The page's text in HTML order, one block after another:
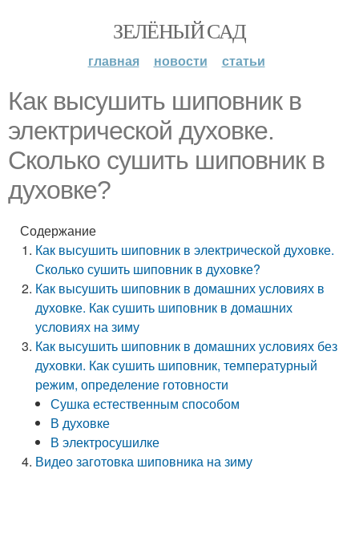
ЗЕЛЁНЫЙ САД
главная новости статьи
Как высушить шиповник в
электрической духовке.
Сколько сушить шиповник в
духовке?
Содержание
Как высушить шиповник в электрической духовке.
Сколько сушить шиповник в духовке?
Как высушить шиповник в домашних условиях в
духовке. Как сушить шиповник в домашних
условиях на зиму
Как высушить шиповник в домашних условиях без
духовки. Как сушить шиповник, температурный
режим, определение готовности
Сушка естественным способом
В духовке
В электросушилке
Видео заготовка шиповника на зиму